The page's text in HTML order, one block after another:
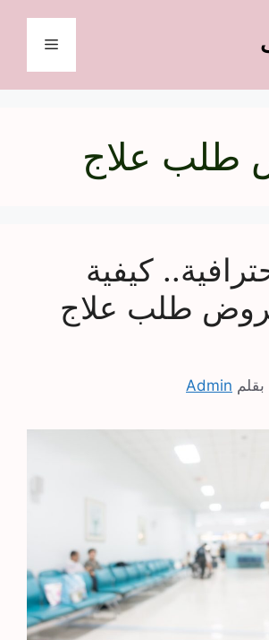
القائمة
طلب علاج
كيفية
طلب علاج
بقلم Admin